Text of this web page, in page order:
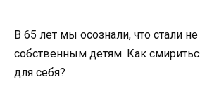
В 65 лет мы осознали, что стали
собственным детям. Как
для себя?